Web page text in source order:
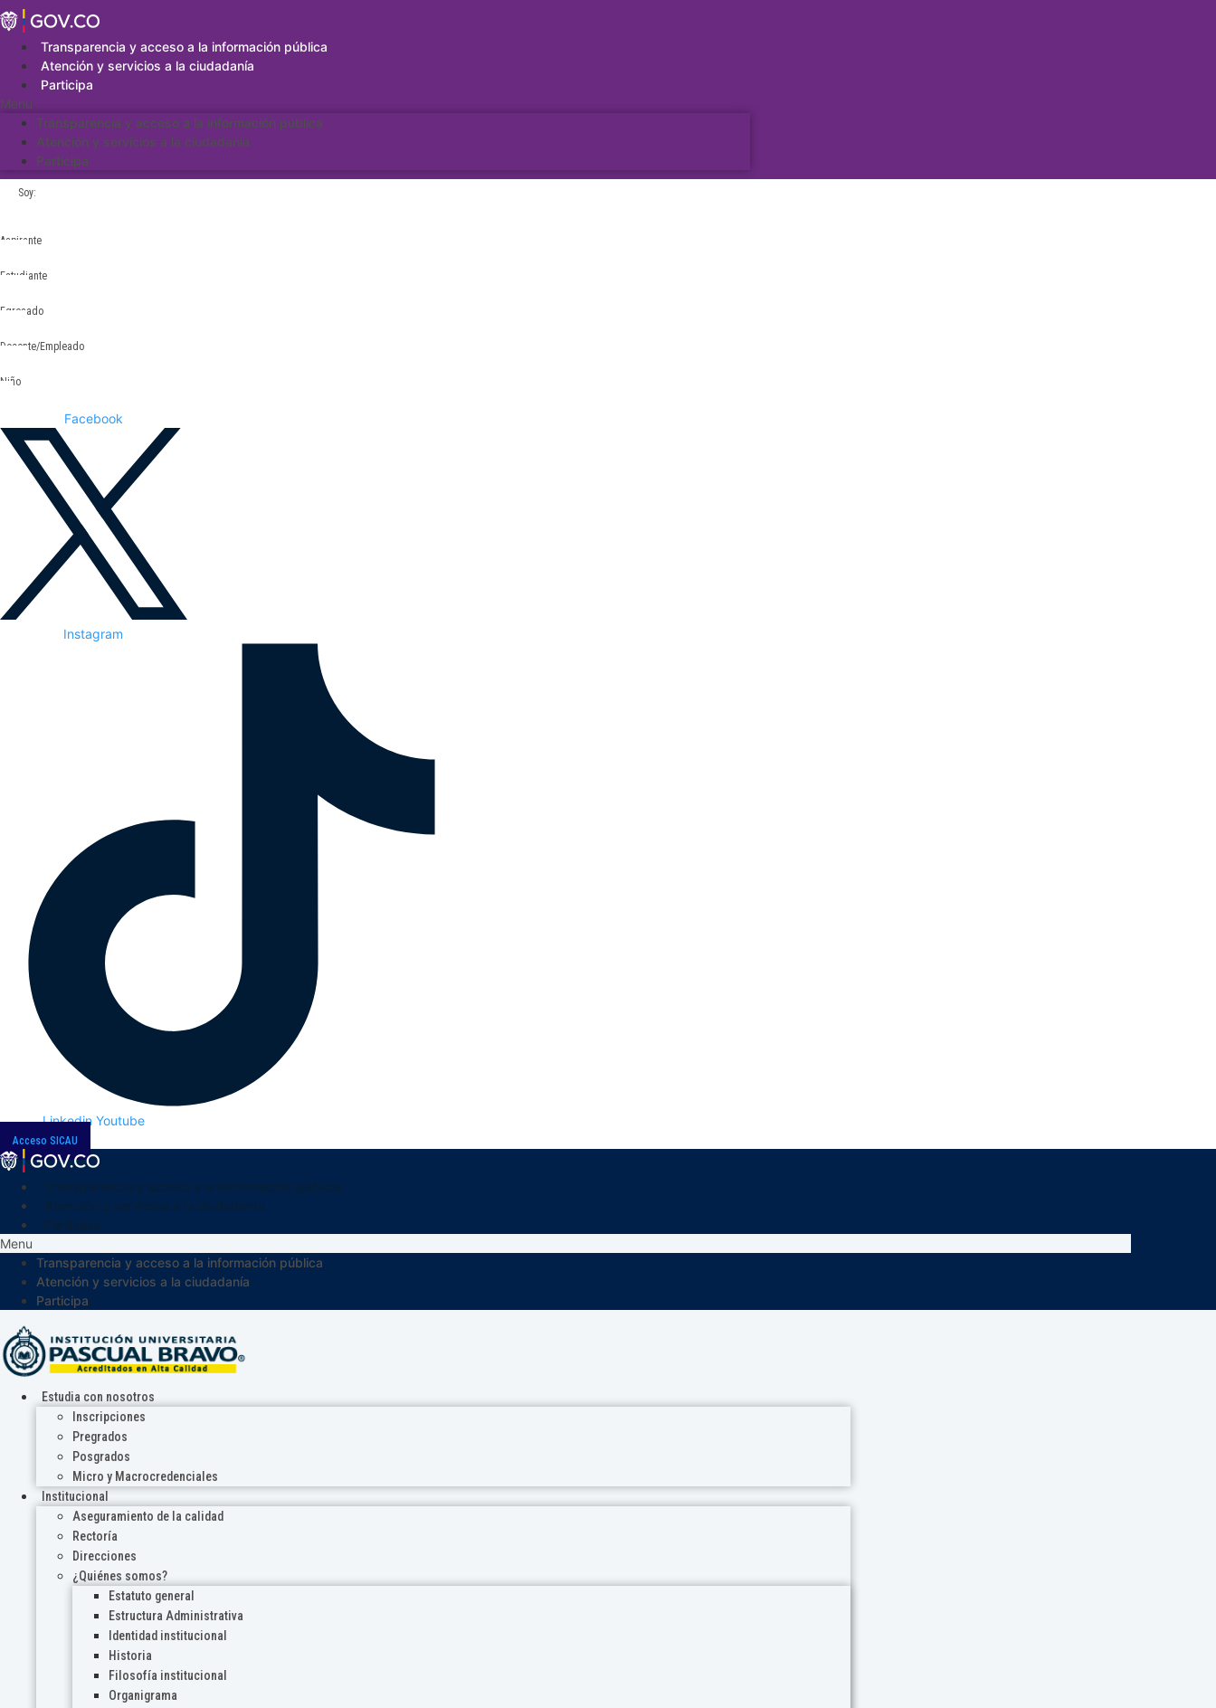
Saltar
al
contenidoTransparencia y acceso a la información pública
Atención y servicios a la ciudadanía
Participa
Menu
Transparencia y acceso a la información pública
Atención y servicios a la ciudadanía
Participa
Soy:
Aspirante
Estudiante
Egresado
Docente/Empleado
Niño
Facebook
Instagram
Linkedin Youtube
Acceso SICAU
Menu
Transparencia y acceso a la información pública
Atención y servicios a la ciudadanía
Participa
Estudia con nosotros
Inscripciones
Pregrados
Posgrados
Micro y Macrocredenciales
Institucional
Aseguramiento de la calidad
Rectoría
Direcciones
¿Quiénes somos?
Estatuto general
Estructura Administrativa
Identidad institucional
Historia
Filosofía institucional
Organigrama